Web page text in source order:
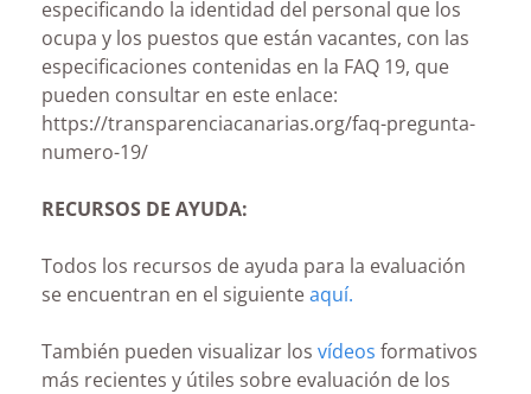
especificando la identidad del personal que los
ocupa y los puestos que están vacantes, con las
especificaciones contenidas en la FAQ 19, que
pueden consultar en este enlace:
https://transparenciacanarias.org/faq-pregunta-
numero-19/
RECURSOS DE AYUDA:
Todos los recursos de ayuda para la evaluación
se encuentran en el siguienteaquí.
También pueden visualizar los vídeos formativos
más recientes y útiles sobre evaluación de los